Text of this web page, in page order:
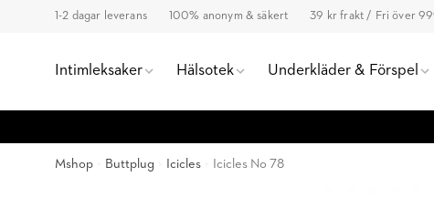
1-2 dagar leverans 100% anonym & säkert 39 kr frakt / Fri över
Intimleksaker Hälsotek Underkläder & Förspel
Mshop Buttplug Icicles Icicles No 78